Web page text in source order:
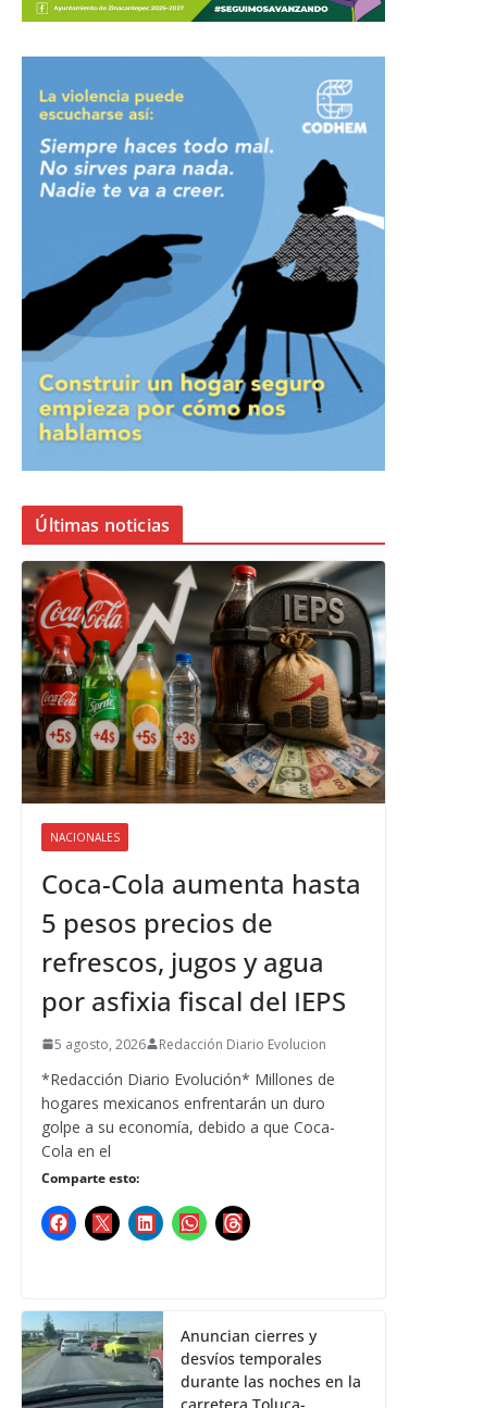
Últimas noticias
NACIONALES
Coca-Cola aumenta hasta
5 pesos precios de
refrescos, jugos y agua
por asfixia fiscal del IEPS
5 agosto, 2026 Redacción Diario Evolucion
*Redacción Diario Evolución* Millones de
hogares mexicanos enfrentarán un duro
golpe a su economía, debido a que Coca-
Cola en el
Comparte esto:
Anuncian cierres y
desvíos temporales
durante las noches en la